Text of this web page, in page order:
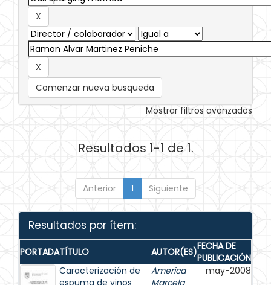
Comenzar nueva busqueda
Mostrar filtros avanzados
Resultados 1-1 de 1.
Anterior 1 Siguiente
Resultados por ítem:
PORTADATÍTULO AUTOR(ES)FECHA DE
PUBLICACIÓN
Caracterización de
espuma de vinos
America
Marcela
may-2008